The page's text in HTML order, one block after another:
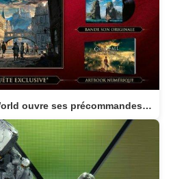
GreedFall : The Dying World ouvre ses précommandes et dévoile son édition Deluxe